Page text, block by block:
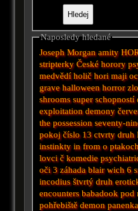
Naposledy hledané
Joseph Morganamity
stripterky České horory
medvědí holič hori maji
grave halloween horror
shrooms super schopností
exploitation demony
the possession seventy-
pokoj číslo 13 ctvrty druh
instinkty in from o
lovci č komedie
oči 3 záhada blair wich 6
incodius štvrtý druh
encountersbabadook pod
pohřebiště demon